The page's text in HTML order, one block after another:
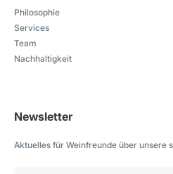
Philosophie
Services
Team
Nachhaltigkeit
Newsletter
Aktuelles für Weinfreunde über unsere